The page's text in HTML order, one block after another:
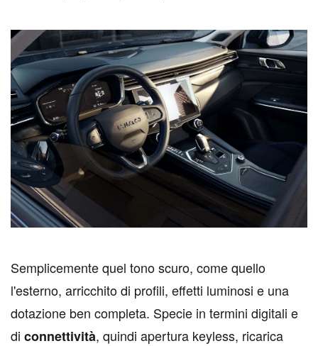
Semplicemente quel tono scuro, come quello
l'esterno, arricchito di profili, effetti luminosi e una
dotazione ben completa. Specie in termini digitali e
di connettività, quindi apertura keyless, ricarica